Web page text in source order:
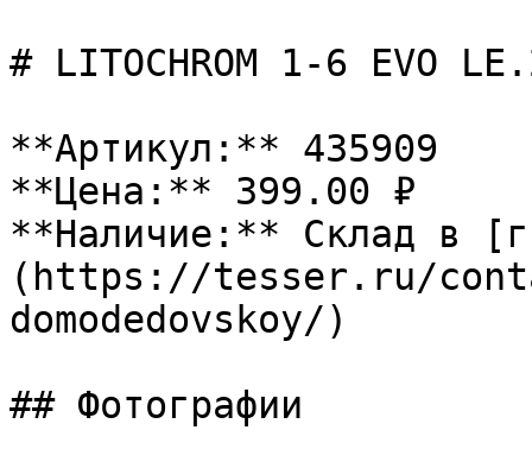
# LITOCHROM 1-6 EVO
**Артикул:** 435909
**Цена:** 399.00 ₽
**Наличие:** Склад в
(https://tesser.ru/
domodedovskoy/)
## Фотографии